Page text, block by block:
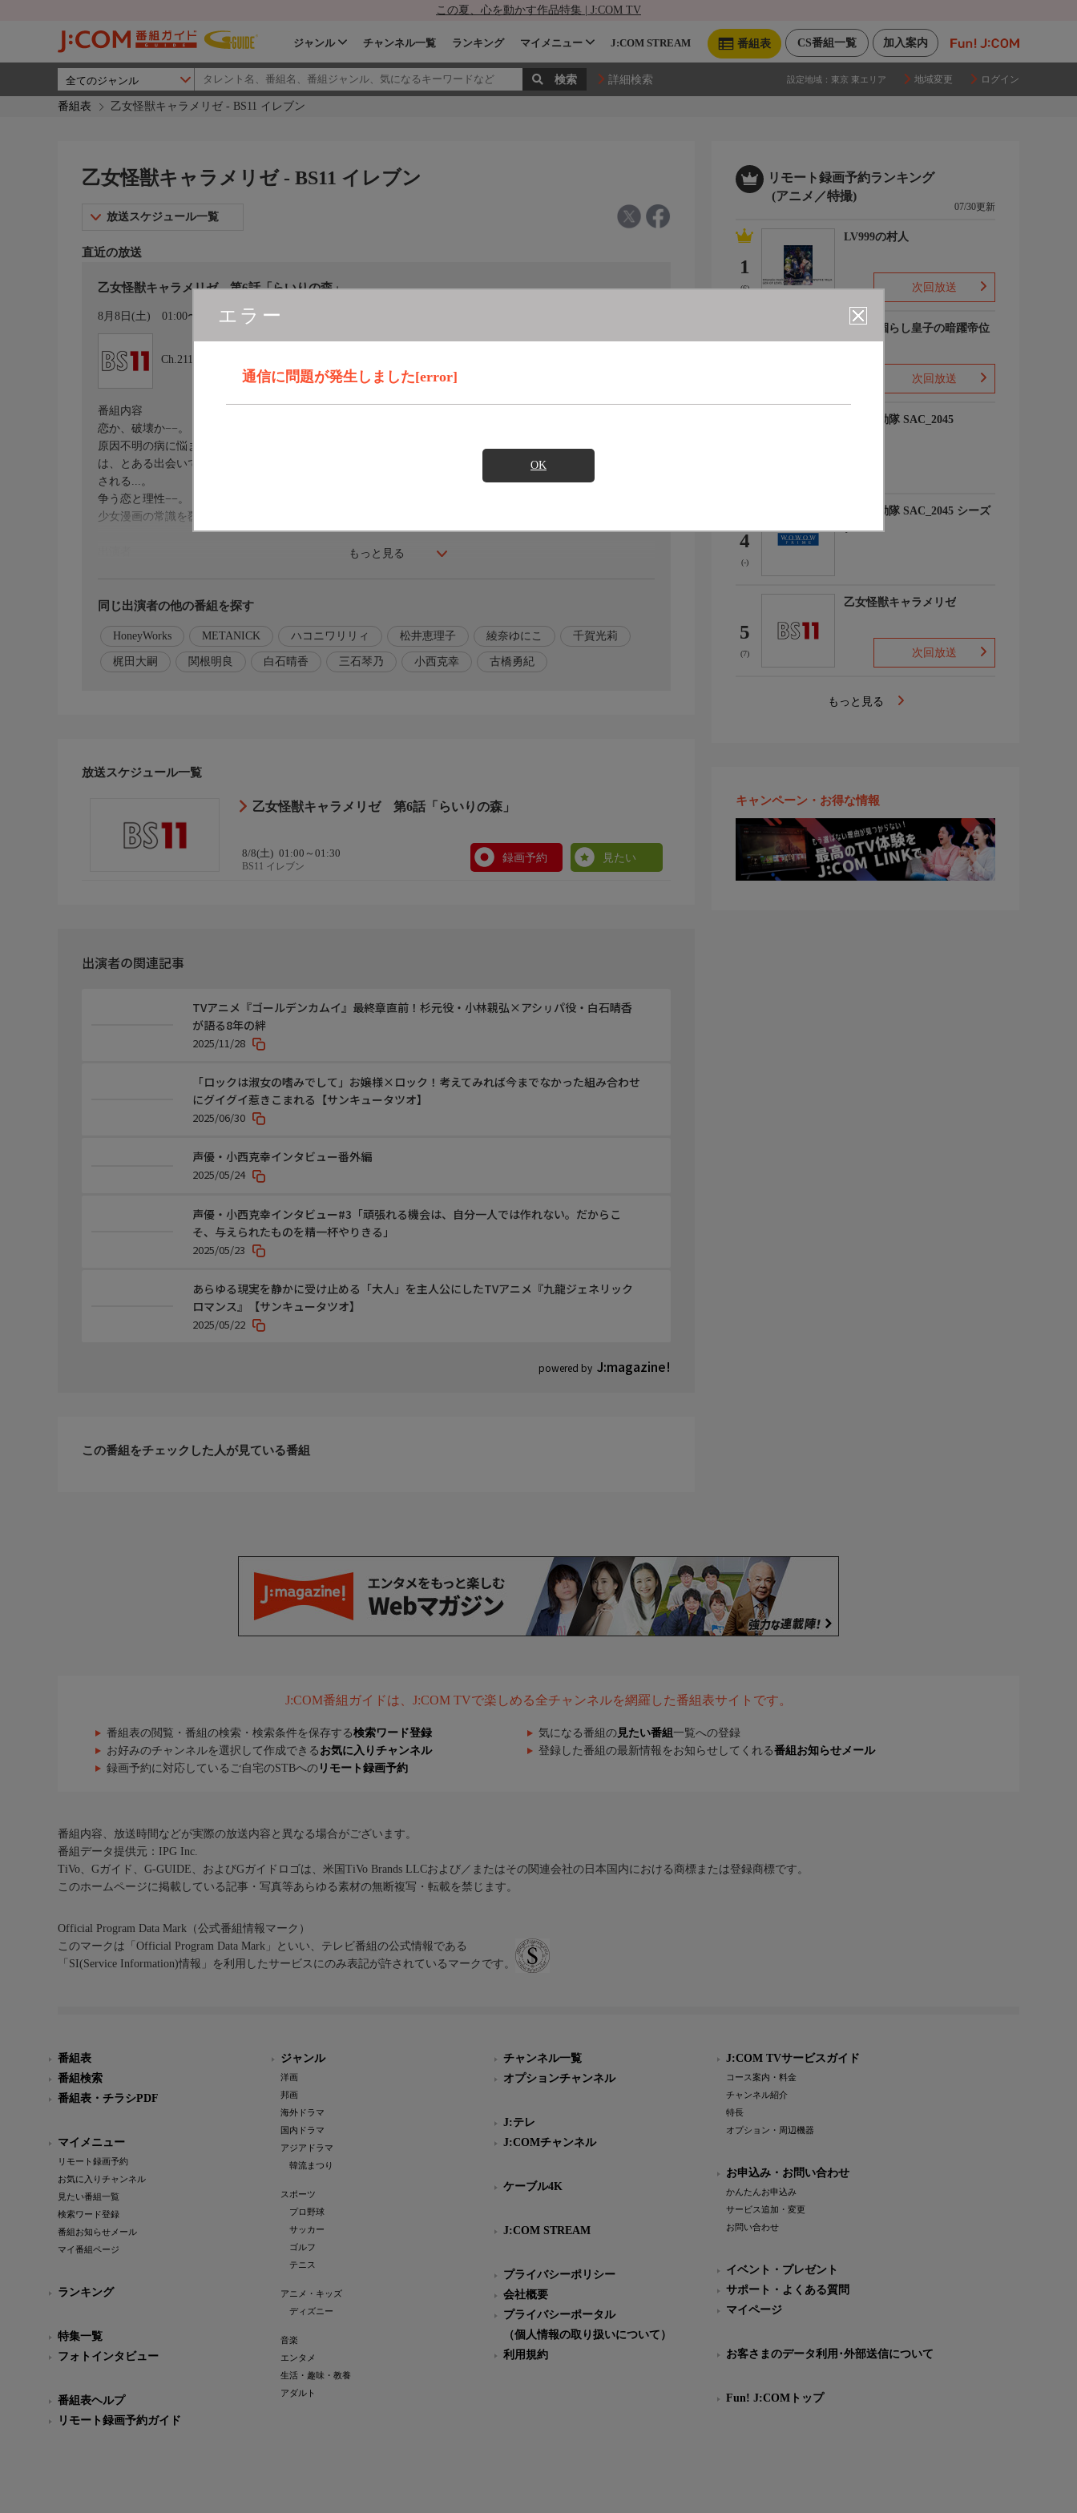
この夏、心を動かす作品特集 | J:COM TV
加入案内
CS番組一覧
番組表
ジャンル チャンネル一覧 ランキング マイメニュー J:COM STREAM
詳細検索 設定地域： 東京 東エリア 地域変更 ログイン
番組表 乙女怪獣キャラメリゼ - BS11 イレブン
エラー
通信に問題が発生しました[error]
OK
乙女怪獣キャラメリゼ - BS11 イレブン
放送スケジュール一覧
直近の放送
乙女怪獣キャラメリゼ 第6話「らいりの森」
8月8日(土) 01:00〜01:30 カレンダー登録
Ch.211
もっと見る
番組内容
恋か、破壊か−−。
原因不明の病に悩まされている女子高生・赤石黒絵(クロエ)。不器用で人との交流を避けて生きてきた彼女
は、とある出会いでクラスのモテ男子・南新汰に恋をする。少女が恋心に気づいたとき、眠っていた力が解放
される...。
争う恋と理性−−。
少女漫画の常識を覆す、衝撃の展開が日本を襲う!!
【友里真夏】関根明良
【赤石凛子】三石琴乃
【響野光太郎】小西克幸
【ジャンボキング】松井恵理子
【監督】大峰輝之
【シリーズ構成】綾奈ゆにこ
【キャラクターデザイン】中山見都美(NUT)
【プロデュース】グッドスマイルフィルム
【アニメーション制作】ライデンフィルム
おしらせ
https://www.bs11.jp/anime/otomekaiju/
同じ出演者の他の番組を探す
HoneyWorks METANICK ハコニワリリィ 松井恵理子 綾奈ゆにこ 千賀光莉
梶田大嗣 関根明良 白石晴香 三石琴乃 小西克幸 古橋勇紀
放送スケジュール一覧
乙女怪獣キャラメリゼ 第6話「らいりの森」
8/8(土) 01:00～01:30
BS11 イレブン
録画予約 見たい
出演者の関連記事
powered by J:magazine!
TVアニメ『ゴールデンカムイ』最終章直前！杉元役・小林親弘×アシㇼパ役・白石晴香
が語る8年の絆
2025/11/28
「ロックは淑女の嗜みでして」お嬢様×ロック！考えてみれば今までなかった組み合わせ
にグイグイ惹きこまれる【サンキュータツオ】
2025/06/30
声優・小西克幸インタビュー番外編
2025/05/24
声優・小西克幸インタビュー#3「頑張れる機会は、自分一人では作れない。だからこ
そ、与えられたものを精一杯やりきる」
2025/05/23
あらゆる現実を静かに受け止める「大人」を主人公にしたTVアニメ『九龍ジェネリック
ロマンス』【サンキュータツオ】
2025/05/22
この番組をチェックした人が見ている番組
リモート録画予約ランキング
(アニメ／特撮)
07/30更新
1
(6)
LV999の村人
次回放送
最強出涸らし皇子の暗躍帝位
次回放送
攻殻機動隊 SAC_2045
4
(-)
攻殻機動隊 SAC_2045 シーズ
ン2
5
(7)
乙女怪獣キャラメリゼ
次回放送
もっと見る
キャンペーン・お得な情報
J:COM番組ガイドは、J:COM TVで楽しめる全チャンネルを網羅した番組表サイトです。
番組表の閲覧・番組の検索・検索条件を保存する検索ワード登録 気になる番組の 見たい番組 一覧への登録
お好みのチャンネルを選択して作成できる お気に入りチャンネル 登録した番組の最新情報をお知らせしてくれる番組お知らせメール
録画予約に対応しているご自宅のSTBへの リモート録画予約
番組内容、放送時間などが実際の放送内容と異なる場合がございます。
番組データ提供元：IPG Inc.
TiVo、Gガイド、G-GUIDE、およびGガイドロゴは、米国TiVo Brands LLCおよび／またはその関連会社の日本国内における商標または登録商標です。
このホームページに掲載している記事・写真等あらゆる素材の無断複写・転載を禁じます。
Official Program Data Mark（公式番組情報マーク）
このマークは「Official Program Data Mark」といい、テレビ番組の公式情報である
「SI(Service Information)情報」を利用したサービスにのみ表記が許されているマークです。
番組表
番組検索
番組表・チラシPDF
マイメニュー
リモート録画予約
お気に入りチャンネル
見たい番組一覧
検索ワード登録
番組お知らせメール
マイ番組ページ
ランキング
特集一覧
フォトインタビュー
番組表ヘルプ
リモート録画予約ガイド
ジャンル
洋画
邦画
海外ドラマ
国内ドラマ
アジアドラマ
韓流まつり
スポーツ
プロ野球
サッカー
ゴルフ
テニス
アニメ・キッズ
ディズニー
音楽
エンタメ
生活・趣味・教養
アダルト
チャンネル一覧
オプションチャンネル
J:テレ
J:COMチャンネル
ケーブル4K
J:COM STREAM
プライバシーポリシー
会社概要
プライバシーポータル
（個人情報の取り扱いについて）
利用規約
J:COM TVサービスガイド
コース案内・料金
チャンネル紹介
特長
オプション・周辺機器
お申込み・お問い合わせ
かんたんお申込み
サービス追加・変更
お問い合わせ
イベント・プレゼント
サポート・よくある質問
マイページ
お客さまのデータ利用･外部送信について
Fun! J:COMトップ